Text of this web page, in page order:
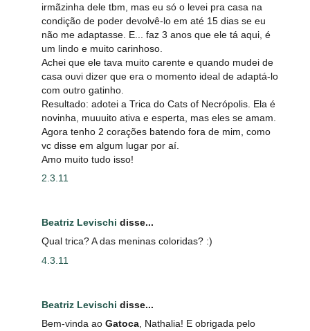
irmãzinha dele tbm, mas eu só o levei pra casa na
condição de poder devolvê-lo em até 15 dias se eu
não me adaptasse. E... faz 3 anos que ele tá aqui, é
um lindo e muito carinhoso.
Achei que ele tava muito carente e quando mudei de
casa ouvi dizer que era o momento ideal de adaptá-lo
com outro gatinho.
Resultado: adotei a Trica do Cats of Necrópolis. Ela é
novinha, muuuito ativa e esperta, mas eles se amam.
Agora tenho 2 corações batendo fora de mim, como
vc disse em algum lugar por aí.
Amo muito tudo isso!
2.3.11
Beatriz Levischi disse...
Qual trica? A das meninas coloridas? :)
4.3.11
Beatriz Levischi disse...
Bem-vinda ao Gatoca , Nathalia! E obrigada pelo